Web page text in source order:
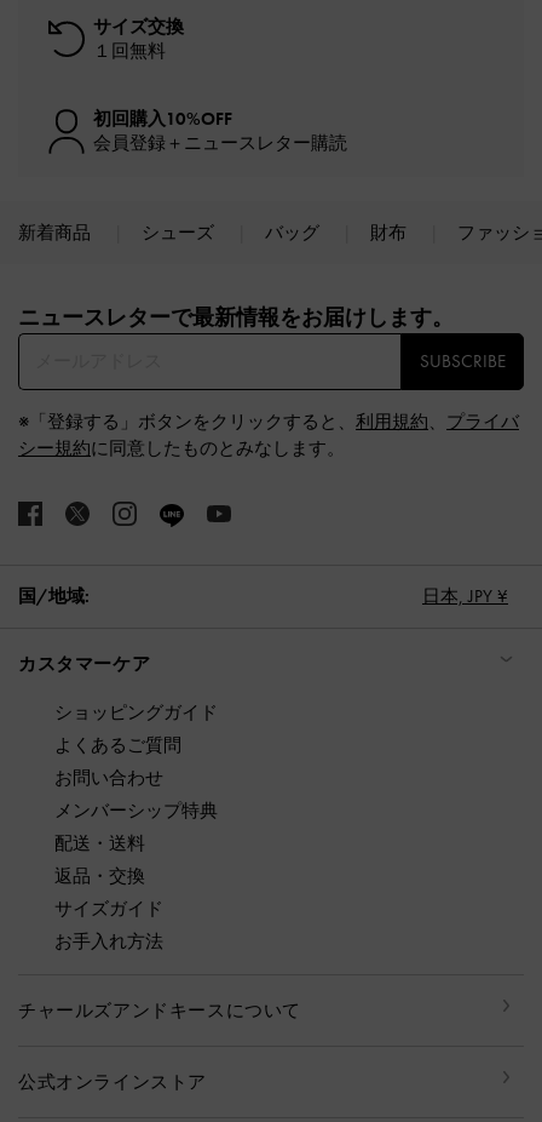
サイズ交換
１回無料
初回購入10%OFF
会員登録＋ニュースレター購読
新着商品 シューズ バッグ 財布 ファッシ
ニュースレターで最新情報をお届けします。​
SUBSCRIBE
※「登録する」ボタンをクリックすると、 利用規約、 プライバ
シー規約に同意したものとみなします。
国/地域: 日本, JPY ¥
カスタマーケア
ショッピングガイド
よくあるご質問
お問い合わせ
メンバーシップ特典
配送・送料
返品・交換
サイズガイド
お手入れ方法
チャールズアンドキースについて
公式オンラインストア